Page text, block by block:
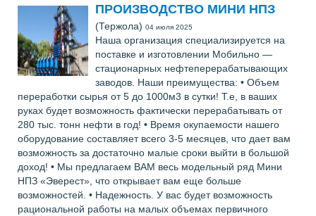
ПРОИЗВОДСТВО МИНИ НПЗ
(Тержола) 04 июля 2025
Наша организация специализируется на
поставке и изготовлении Мобильно —
стационарных нефтеперерабатывающих
заводов. Наши преимущества: • Объем
переработки сырья от 5 до 1000м3 в сутки! Т.е, в ваших
руках будет возможность фактически перерабатывать от
280 тыс. тонн нефти в год! • Время окупаемости нашего
оборудование составляет всего 3-5 месяцев, что дает вам
возможность за достаточно малые сроки выйти в большой
доход! • Мы предлагаем ВАМ весь модельный ряд Мини
НПЗ «Эверест», что открывает вам еще больше
возможностей. • Надежность. У вас будет возможность
рациональной работы на малых объемах первичного